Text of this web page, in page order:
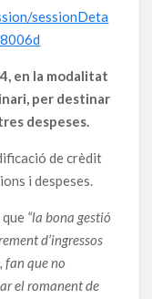
sessionDeta
en la modalitat
per destinar
despeses.
de crèdit
i despeses.
que “la bona gestió
d’ingressos
fan que no
el romanent de